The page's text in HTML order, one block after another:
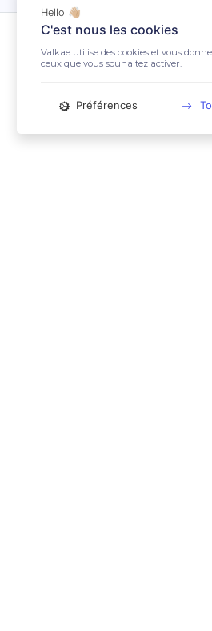
Hello 👋🏼
C'est nous les cookies
Valkae utilise des cookies et vous
ceux que vous souhaitez activer.
Préférences